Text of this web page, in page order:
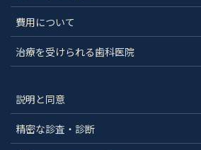
費用について
治療を受けられる歯科医院
説明と同意
精密な診査・診断